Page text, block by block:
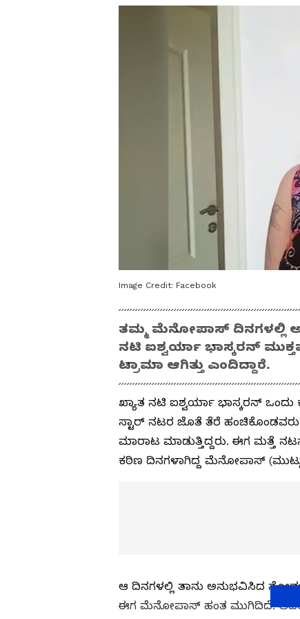
Image Credit: Facebook
ತಮ್ಮ ಮೆನೋಪಾಸ್ ದಿನಗಳಲ್ಲಿ
ನಟಿ ಐಶ್ವರ್ಯಾ ಭಾಸ್ಕರನ್
ಟ್ರಾಮಾ ಆಗಿತ್ತು ಎಂದಿದ್ದಾರೆ.
ಖ್ಯಾತ ನಟಿ ಐಶ್ವರ್ಯಾ ಭಾಸ್ಕರನ್
ಸ್ಟಾರ್ ನಟರ ಜೊತೆ ತೆರೆ
ಮಾರಾಟ ಮಾಡುತ್ತಿದ್ದರು. ಈಗ ಮತ್ತೆ
ಕಠಿಣ ದಿನಗಳಾಗಿದ್ದ ಮೆನೋಪಾಸ್
ಆ ದಿನಗಳಲ್ಲಿ ತಾನು ಅನುಭವಿಸಿದ
ಈಗ ಮೆನೋಪಾಸ್ ಹಂತ ಮುಗಿದಿದೆ. ಆದರೆ